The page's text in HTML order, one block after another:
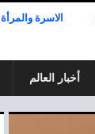
الاسرة والمرأة
أخبار العالم